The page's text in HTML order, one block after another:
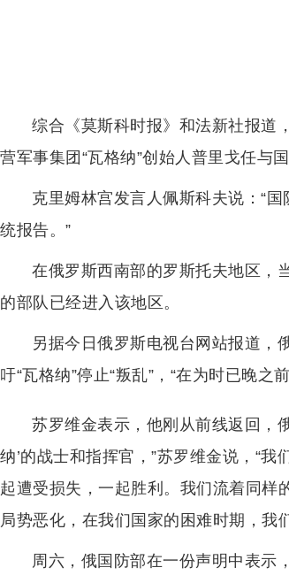
综合《莫斯科时报》和法新社报道
营军事集团“瓦格纳”创始人普里戈任与
克里姆林宫发言人佩斯科夫说：“
统报告。”
在俄罗斯西南部的罗斯托夫地区，
的部队已经进入该地区。
另据今日俄罗斯电视台网站报道，
吁“瓦格纳”停止“叛乱”，“在为时已晚
苏罗维金表示，他刚从前线返回，
纳’的战士和指挥官，”苏罗维金说，“
起遭受损失，一起胜利。我们流着同样
局势恶化，在我们国家的困难时期，我
周六，俄国防部在一份声明中表示